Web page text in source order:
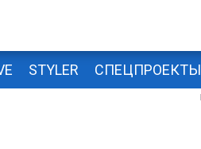
STYLER СПЕЦПРОЕКТЫ